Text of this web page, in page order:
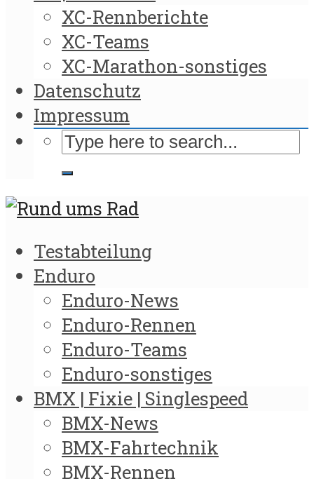
XC-Rennberichte
XC-Teams
XC-Marathon-sonstiges
Datenschutz
Impressum
Testabteilung
Enduro
Enduro-News
Enduro-Rennen
Enduro-Teams
Enduro-sonstiges
BMX | Fixie | Singlespeed
BMX-News
BMX-Fahrtechnik
BMX-Rennen